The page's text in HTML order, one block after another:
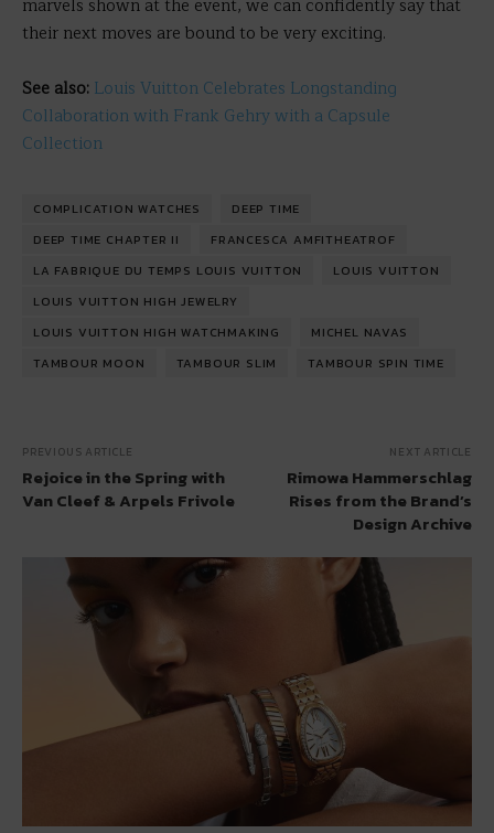
marvels shown at the event, we can confidently say that
their next moves are bound to be very exciting.
See also: Louis Vuitton Celebrates Longstanding
Collaboration with Frank Gehry with a Capsule
Collection
COMPLICATION WATCHES
DEEP TIME
DEEP TIME CHAPTER II
FRANCESCA AMFITHEATROF
LA FABRIQUE DU TEMPS LOUIS VUITTON
LOUIS VUITTON
LOUIS VUITTON HIGH JEWELRY
LOUIS VUITTON HIGH WATCHMAKING
MICHEL NAVAS
TAMBOUR MOON
TAMBOUR SLIM TAMBOUR SPIN TIME
PREVIOUS ARTICLE
Rejoice in the Spring with
Van Cleef & Arpels Frivole
NEXT ARTICLE
Rimowa Hammerschlag
Rises from the Brand’s
Design Archive